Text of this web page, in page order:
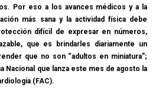
Por eso a los avances médicos y a la
más sana y la actividad física debe
difícil de expresar en números,
que es brindarles diariamente un
que no son “adultos en miniatura”;
Nacional que lanza este mes de agosto la
(FAC).